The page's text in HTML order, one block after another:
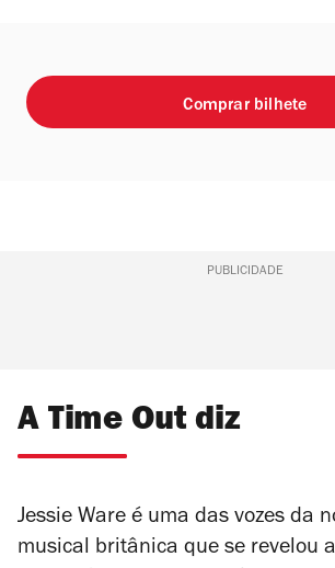
Comprar bilhete
PUBLICIDADE
A Time Out diz
Jessie Ware é uma das vozes da
musical britânica que se revelou